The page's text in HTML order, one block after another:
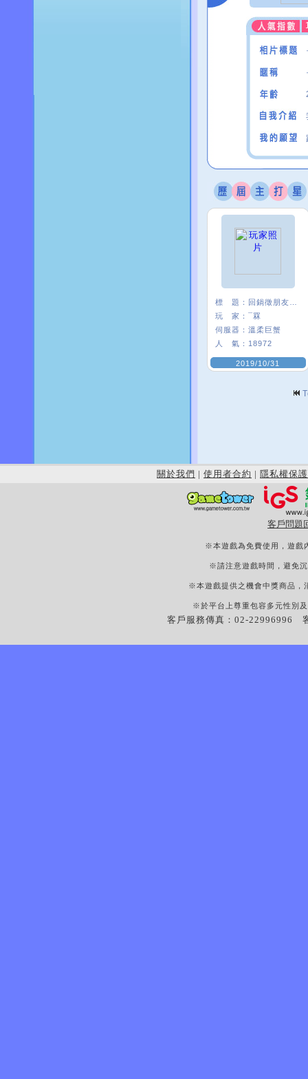
標 題：
玩 家： ¯罧
伺服器： 溫柔巨蟹
人 氣： 18972
2019/10/31
關於我們 | 使用者合約 | 隱私權保護
客戶問題
※本遊戲為免費使用，遊戲
※請注意遊戲時間，避免
※本遊戲提供之機會中獎商品，
※於平台上尊重包容多元性別
客戶服務傳真：02-22996996